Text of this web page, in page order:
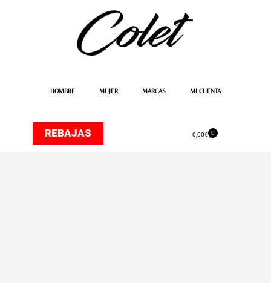
HOMBRE MUJER MARCAS MI CUENTA
REBAJAS 0,00€ 0
Carrito